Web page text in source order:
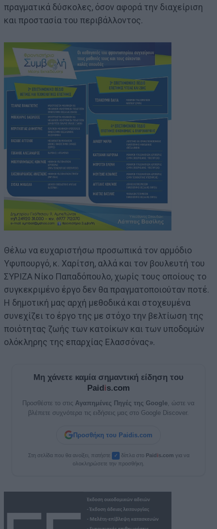
πραγματικά δύσκολες, όσον αφορά την διαχείριση
και προστασία του περιβάλλοντος.
Θέλω να ευχαριστήσω προσωπικά τον αρμόδιο
Υφυπουργό, κ. Χαρίτση, αλλά και τον βουλευτή του
ΣΥΡΙΖΑ Νίκο Παπαδόπουλο, χωρίς τους οποίους το
συγκεκριμένο έργο δεν θα πραγματοποιούταν ποτέ.
Η δημοτική μας αρχή μεθοδικά και στοχευμένα
συνεχίζει το έργο της με στόχο την βελτίωση της
ποιότητας ζωής των κατοίκων και των υποδομών
ολόκληρης της επαρχίας Ελασσόνας».
Μη χάνετε καμία σημαντική είδηση του
Paidis.com
Προσθέστε το στις Αγαπημένες Πηγές της Google , ώστε να
βλέπετε συχνότερα τις ειδήσεις μας στο Google Discover.
Προσθήκη του Paidis.com
Στη σελίδα που θα ανοίξει, πατήστε ✓ δίπλα στο Paidis.com για να
ολοκληρώσετε την προσθήκη.